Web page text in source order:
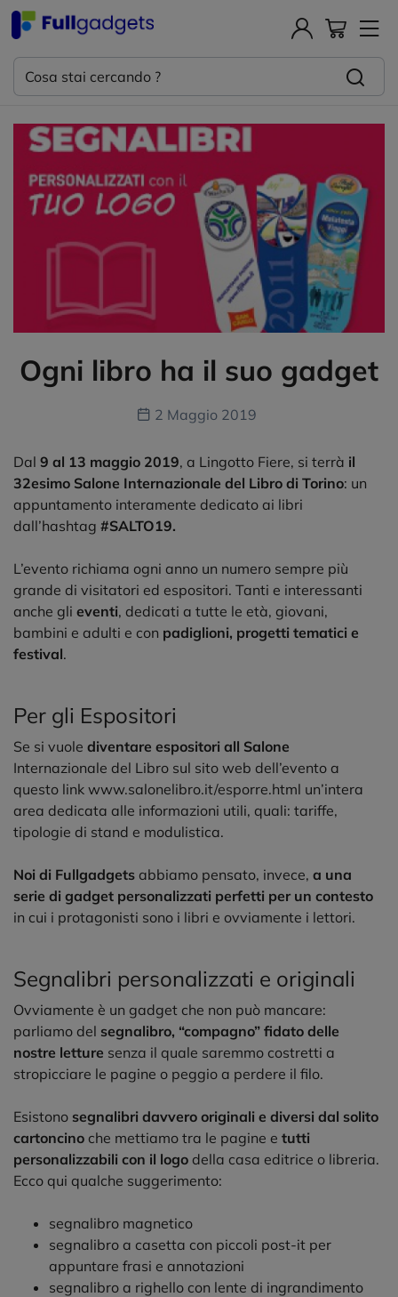
Ogni libro ha il suo gadget
2 Maggio 2019
Dal 9 al 13 maggio 2019, a Lingotto Fiere, si terrà il
32esimo Salone Internazionale del Libro di Torino: un
appuntamento interamente dedicato ai libri
dall’hashtag #SALTO19.
L’evento richiama ogni anno un numero sempre più
grande di visitatori ed espositori. Tanti e interessanti
anche gli eventi, dedicati a tutte le età, giovani,
bambini e adulti e con padiglioni, progetti tematici e
festival.
Per gli Espositori
Se si vuole diventare espositori all Salone
Internazionale del Libro sul sito web dell’evento a
questo link www.salonelibro.it/esporre.html un’intera
area dedicata alle informazioni utili, quali: tariffe,
tipologie di stand e modulistica.
Noi di Fullgadgets abbiamo pensato, invece, a una
serie di gadget personalizzati perfetti per un contesto
in cui i protagonisti sono i libri e ovviamente i lettori.
Segnalibri personalizzati e originali
Ovviamente è un gadget che non può mancare:
parliamo del segnalibro, “compagno” fidato delle
nostre letture senza il quale saremmo costretti a
stropicciare le pagine o peggio a perdere il filo.
Esistono segnalibri davvero originali e diversi dal solito
cartoncino che mettiamo tra le pagine e tutti
personalizzabili con il logo della casa editrice o libreria.
Ecco qui qualche suggerimento:
segnalibro magnetico
segnalibro a casetta con piccoli post-it per
appuntare frasi e annotazioni
segnalibro a righello con lente di ingrandimento